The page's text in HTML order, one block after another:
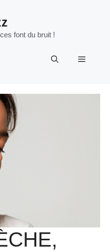
font du bruit !
Menu